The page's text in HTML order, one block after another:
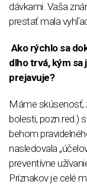
dávkami. Vaša
prestať mala
Ako rýchlo sa
dlho trvá, kým sa
prejavuje?
Máme skúsenosť,
bolesti, pozn.red.)
behom
nasledovala
preventívne
Príznakov je celé